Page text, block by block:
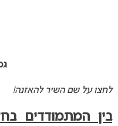
–
לחצו על שם השיר להאזנה!
בין המתמודדים